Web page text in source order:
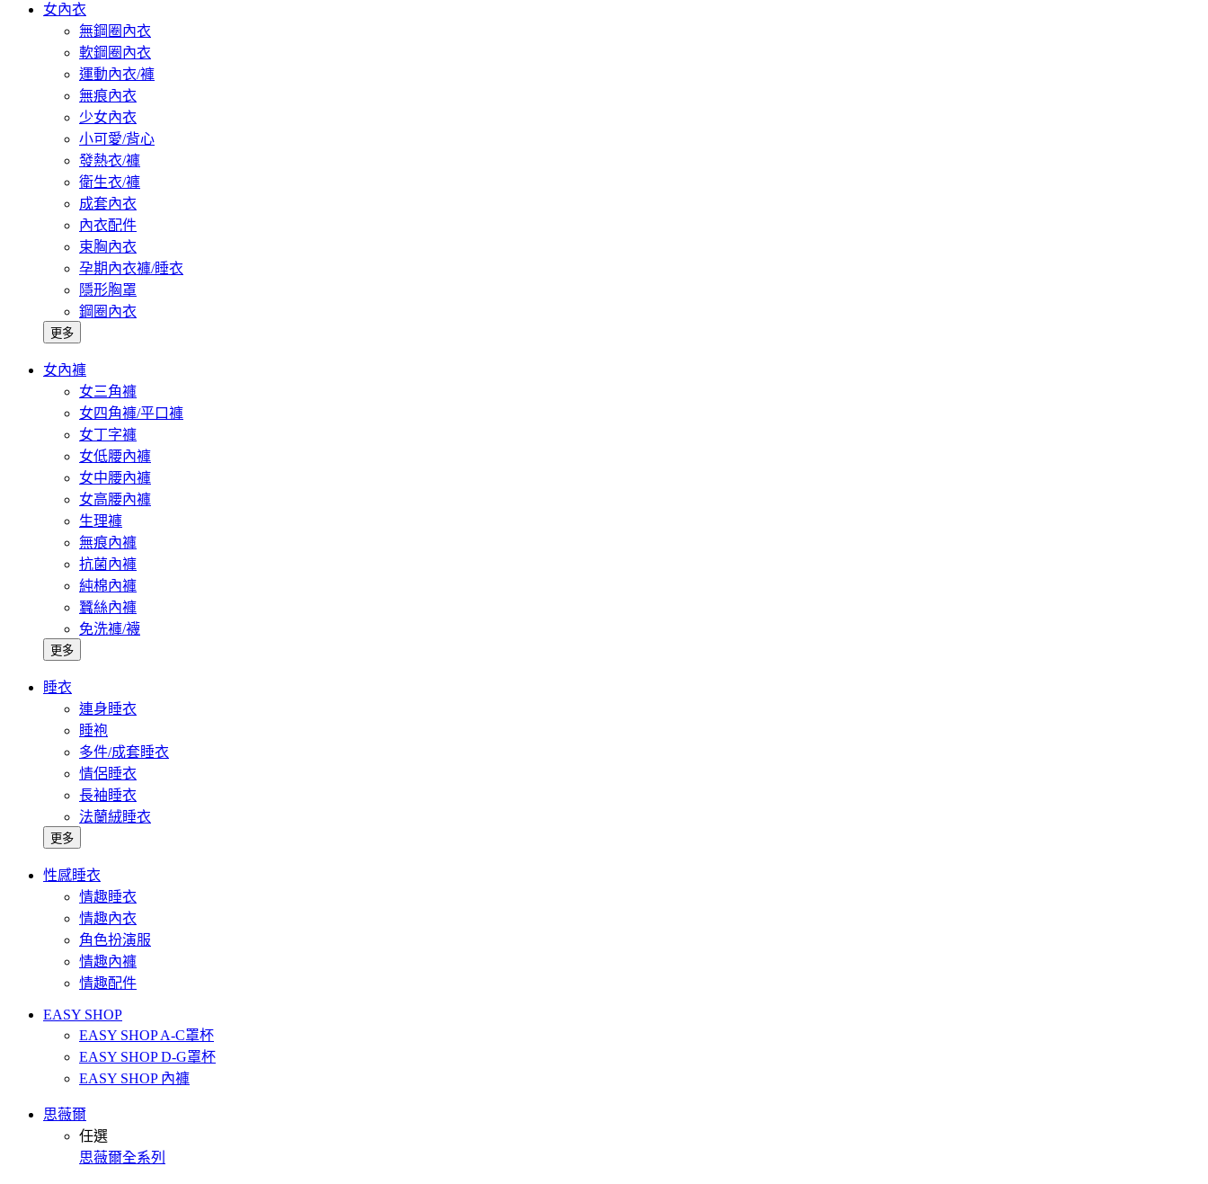
女內衣
無鋼圈內衣
軟鋼圈內衣
運動內衣/褲
無痕內衣
少女內衣
小可愛/背心
發熱衣/褲
衛生衣/褲
成套內衣
內衣配件
束胸內衣
孕期內衣褲/睡衣
隱形胸罩
鋼圈內衣
更多
女內褲
女三角褲
女四角褲/平口褲
女丁字褲
女低腰內褲
女中腰內褲
女高腰內褲
生理褲
無痕內褲
抗菌內褲
純棉內褲
蠶絲內褲
免洗褲/襪
更多
睡衣
連身睡衣
睡袍
多件/成套睡衣
情侶睡衣
長袖睡衣
法蘭絨睡衣
更多
性感睡衣
情趣睡衣
情趣內衣
角色扮演服
情趣內褲
情趣配件
EASY SHOP
EASY SHOP A-C罩杯
EASY SHOP D-G罩杯
EASY SHOP 內褲
思薇爾
任選
思薇爾全系列